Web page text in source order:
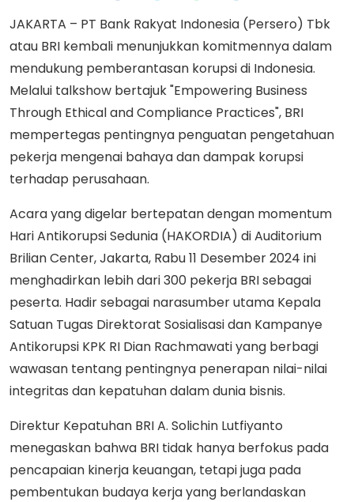
JAKARTA – PT Bank Rakyat Indonesia (Persero) Tbk
atau BRI kembali menunjukkan komitmennya dalam
mendukung pemberantasan korupsi di Indonesia.
Melalui talkshow bertajuk "Empowering Business
Through Ethical and Compliance Practices", BRI
mempertegas pentingnya penguatan pengetahuan
pekerja mengenai bahaya dan dampak korupsi
terhadap perusahaan.
Acara yang digelar bertepatan dengan momentum
Hari Antikorupsi Sedunia (HAKORDIA) di Auditorium
Brilian Center, Jakarta, Rabu 11 Desember 2024 ini
menghadirkan lebih dari 300 pekerja BRI sebagai
peserta. Hadir sebagai narasumber utama Kepala
Satuan Tugas Direktorat Sosialisasi dan Kampanye
Antikorupsi KPK RI Dian Rachmawati yang berbagi
wawasan tentang pentingnya penerapan nilai-nilai
integritas dan kepatuhan dalam dunia bisnis.
Direktur Kepatuhan BRI A. Solichin Lutfiyanto
menegaskan bahwa BRI tidak hanya berfokus pada
pencapaian kinerja keuangan, tetapi juga pada
pembentukan budaya kerja yang berlandaskan